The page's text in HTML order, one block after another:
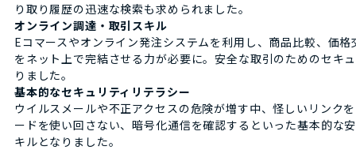
り取り履歴の迅速な検索も求められました。
オンライン調達・取引スキル
Eコマースやオンライン発注システムを利用し、商品比較、価
をネット上で完結させる力が必要に。安全な取引のためのセキ
りました。
基本的なセキュリティリテラシー
ウイルスメールや不正アクセスの危険が増す中、怪しいリンク
ードを使い回さない、暗号化通信を確認するといった基本的な
キルとなりました。